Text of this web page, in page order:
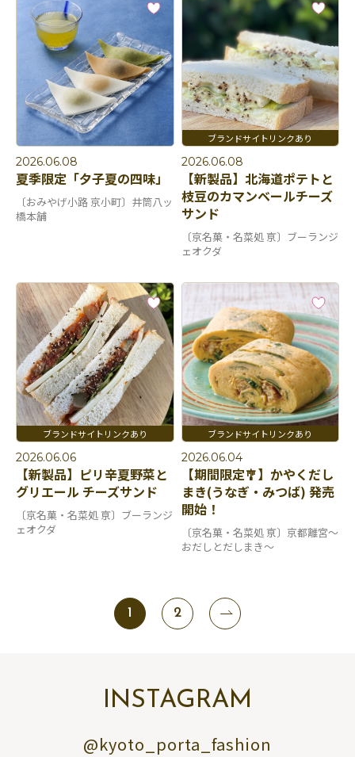
2026.06.08
夏季限定「夕子夏の四味」
〔おみやげ小路 京小町〕井筒八ッ
橋本舗
2026.06.08
【新製品】北海道ポテトと
枝豆のカマンベールチーズ
サンド
〔京名菓・名菜処 亰〕ブーランジ
ェオクダ
2026.06.06
【新製品】ピリ辛夏野菜と
グリエール チーズサンド
〔京名菓・名菜処 亰〕ブーランジ
ェオクダ
2026.06.04
【期間限定🎐】かやくだし
まき(うなぎ・みつば) 発売
開始！
〔京名菓・名菜処 亰〕京都離宮～
おだしとだしまき～
1 2
INSTAGRAM
@kyoto_porta_fashion